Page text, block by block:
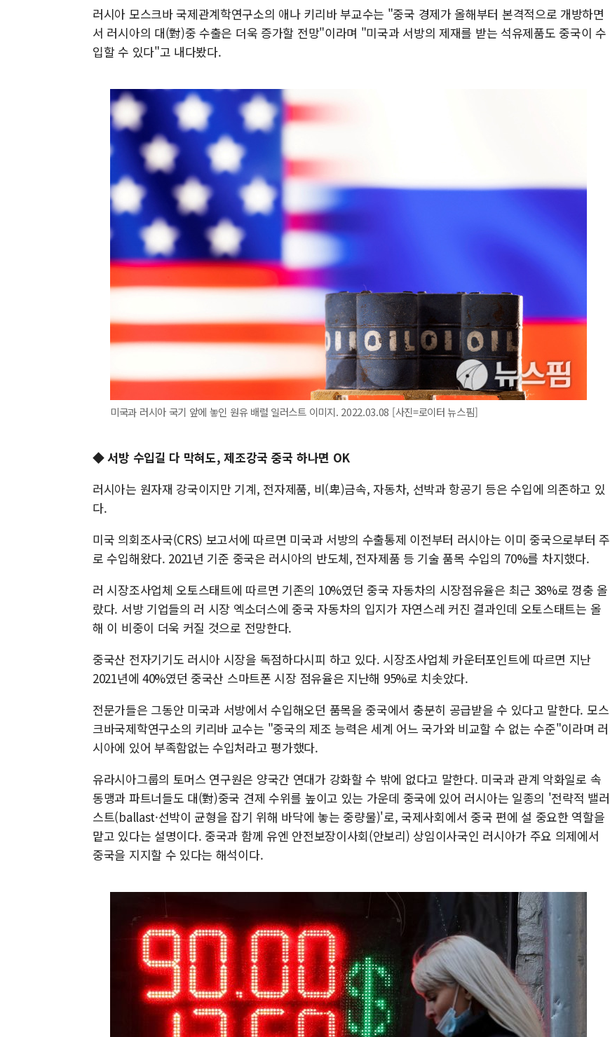
러시아 모스크바 국제관계학연구소의 애나 키리바 부교수는 "중국 경제가 올해부터 본격적으로 개방하면
서 러시아의 대(對)중 수출은 더욱 증가할 전망"이라며 "미국과 서방의 제재를 받는 석유제품도 중국이 수
입할 수 있다"고 내다봤다.
미국과 러시아 국기 앞에 놓인 원유 배럴 일러스트 이미지. 2022.03.08 [사진=로이터 뉴스핌]
◆ 서방 수입길 다 막혀도, 제조강국 중국 하나면 OK
러시아는 원자재 강국이지만 기계, 전자제품, 비(卑)금속, 자동차, 선박과 항공기 등은 수입에 의존하고 있
다.
미국 의회조사국(CRS) 보고서에 따르면 미국과 서방의 수출통제 이전부터 러시아는 이미 중국으로부터 주
로 수입해왔다. 2021년 기준 중국은 러시아의 반도체, 전자제품 등 기술 품목 수입의 70%를 차지했다.
러 시장조사업체 오토스태트에 따르면 기존의 10%였던 중국 자동차의 시장점유율은 최근 38%로 껑충 올
랐다. 서방 기업들의 러 시장 엑소더스에 중국 자동차의 입지가 자연스레 커진 결과인데 오토스태트는 올
해 이 비중이 더욱 커질 것으로 전망한다.
중국산 전자기기도 러시아 시장을 독점하다시피 하고 있다. 시장조사업체 카운터포인트에 따르면 지난
2021년에 40%였던 중국산 스마트폰 시장 점유율은 지난해 95%로 치솟았다.
전문가들은 그동안 미국과 서방에서 수입해오던 품목을 중국에서 충분히 공급받을 수 있다고 말한다. 모스
크바국제학연구소의 키리바 교수는 "중국의 제조 능력은 세계 어느 국가와 비교할 수 없는 수준"이라며 러
시아에 있어 부족함없는 수입처라고 평가했다.
유라시아그룹의 토머스 연구원은 양국간 연대가 강화할 수 밖에 없다고 말한다. 미국과 관계 악화일로 속
동맹과 파트너들도 대(對)중국 견제 수위를 높이고 있는 가운데 중국에 있어 러시아는 일종의 '전략적 밸러
스트(ballast·선박이 균형을 잡기 위해 바닥에 놓는 중량물)'로, 국제사회에서 중국 편에 설 중요한 역할을
맡고 있다는 설명이다. 중국과 함께 유엔 안전보장이사회(안보리) 상임이사국인 러시아가 주요 의제에서
중국을 지지할 수 있다는 해석이다.